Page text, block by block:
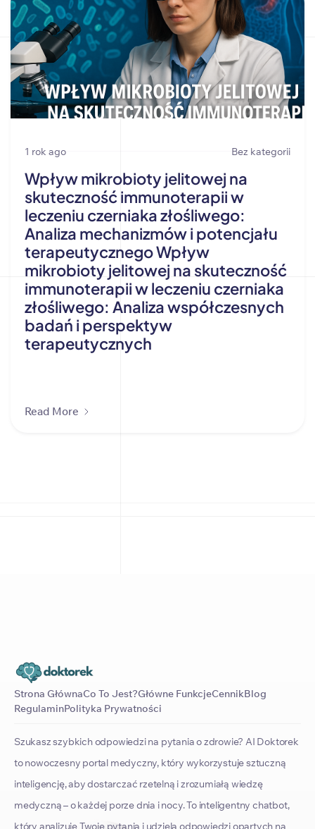
1 rok ago Bez kategorii
Wpływ mikrobioty jelitowej na
skuteczność immunoterapii w
leczeniu czerniaka złośliwego:
Analiza mechanizmów i potencjału
terapeutycznego Wpływ
mikrobioty jelitowej na skuteczność
immunoterapii w leczeniu czerniaka
złośliwego: Analiza współczesnych
badań i perspektyw
terapeutycznych
Read More
Strona GłównaCo To Jest?Główne FunkcjeCennikBlog
RegulaminPolityka Prywatności
Szukasz szybkich odpowiedzi na pytania o zdrowie? AI Doktorek
to nowoczesny portal medyczny, który wykorzystuje sztuczną
inteligencję, aby dostarczać rzetelną i zrozumiałą wiedzę
medyczną – o każdej porze dnia i nocy. To inteligentny chatbot,
który analizuje Twoje pytania i udziela odpowiedzi opartych na